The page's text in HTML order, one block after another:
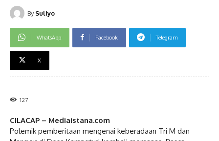
By Suliyo
WhatsApp Facebook Telegram
X
127
CILACAP – Mediaistana.com
Polemik pemberitaan mengenai keberadaan Tri M dan